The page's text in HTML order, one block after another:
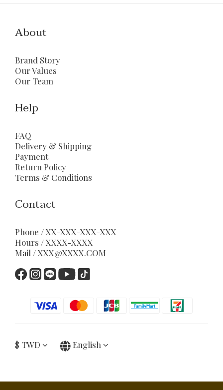
About
Brand Story
Our Values
Our Team
Help
FAQ
Delivery & Shipping
Payment
Return Policy
Terms & Conditions
Contact
Phone / XX-XXX-XXX-XXX
Hours / XXXX-XXXX
Mail / XXX@XXXX.COM
$ TWD English